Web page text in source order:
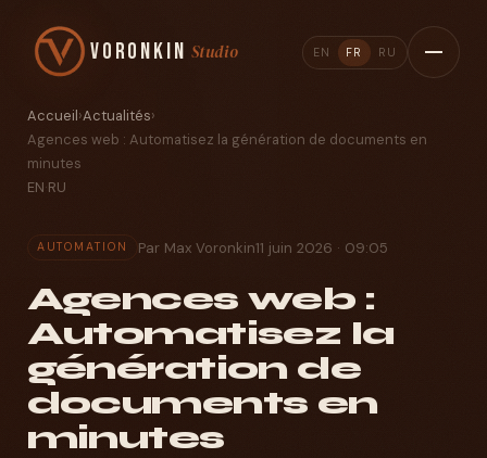
Voronkin Studio EN FR RU
Accueil›Actualités›
Agences web : Automatisez la génération de documents en
minutes
EN·RU
AUTOMATION Par Max Voronkin11 juin 2026 · 09:05
Agences web :
Automatisez la
génération de
documents en
minutes